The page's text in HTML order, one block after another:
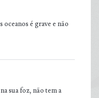
é grave e não
sua foz, não tem a